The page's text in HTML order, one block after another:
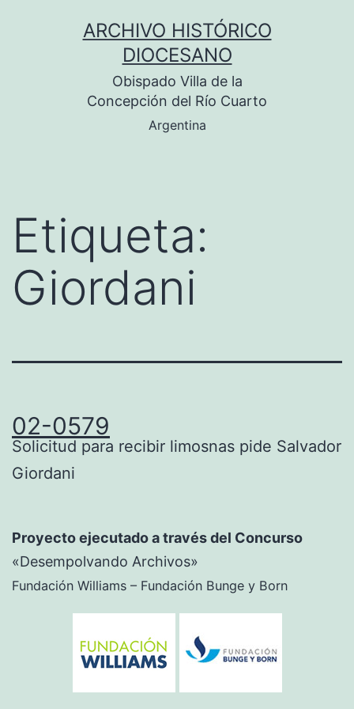
ARCHIVO HISTÓRICO
DIOCESANO
Obispado Villa de la
Concepción del Río Cuarto
Argentina
Etiqueta:
Giordani
02-0579
Solicitud para recibir limosnas pide Salvador
Giordani
Proyecto ejecutado a través del Concurso
«Desempolvando Archivos»
Fundación Williams – Fundación Bunge y Born